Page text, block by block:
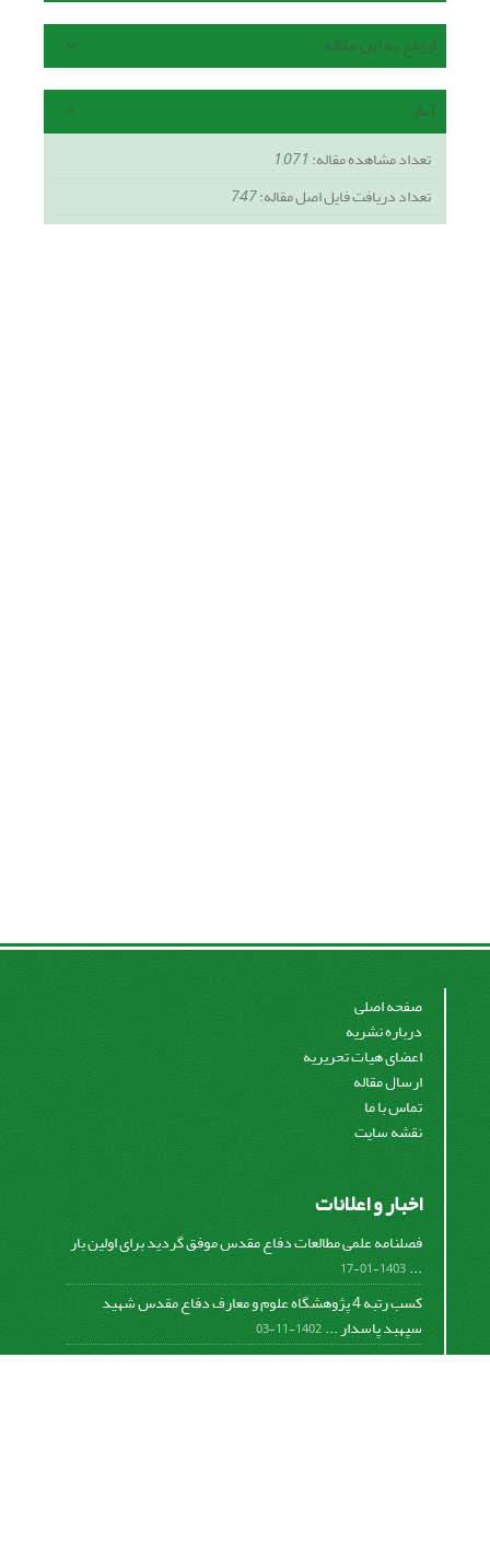
ارجاع به این مقاله
آمار
تعداد مشاهده مقاله:1,071
تعداد دریافت فایل اصل مقاله:747
صفحه اصلی
درباره نشریه
اعضای هیات تحریریه
ارسال مقاله
تماس با ما
نقشه سایت
اخبار و اعلانات
فصلنامه علمی مطالعات دفاع مقدس موفق گردید برای اولین بار
...
1403-01-17
کسب رتبه 4 پژوهشگاه علوم و معارف دفاع مقدس شهید
سپهبد پاسدار ...1402-11-03
کسب افتخار فصلنامه علمی مطالعات دفاع مقدس در دومین